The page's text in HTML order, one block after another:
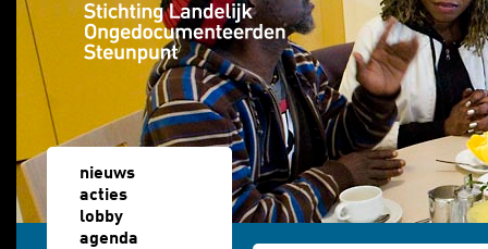
nieuws
acties
lobby
agenda